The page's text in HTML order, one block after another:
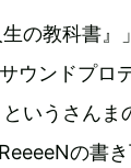
の教科書』
ウンドプロ
いうさんま
の書